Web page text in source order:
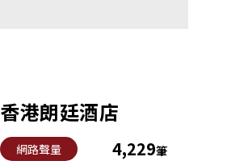
香港朗廷酒店
網路聲量 4,229筆